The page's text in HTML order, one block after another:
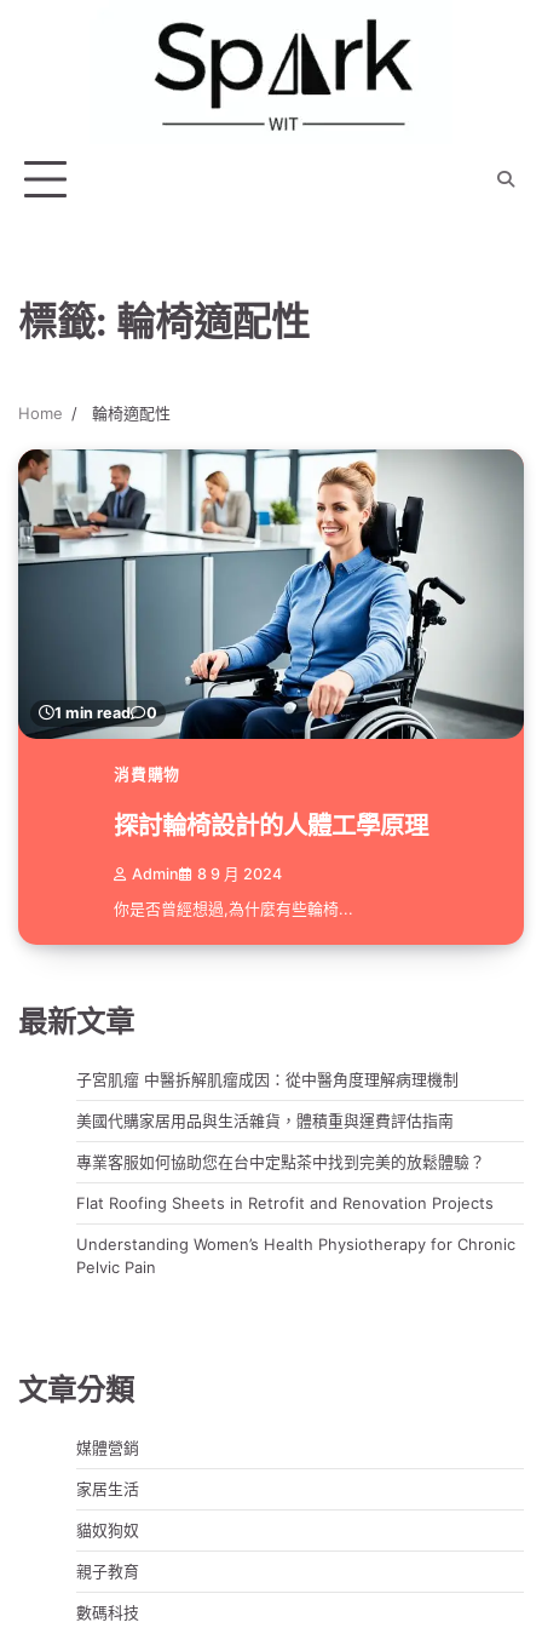
標籤: 輪椅適配性
Home 輪椅適配性
1 min read 0
消費購物
探討輪椅設計的人體工學原理
Admin 8 9 月 2024
你是否曾經想過,為什麼有些輪椅...
最新文章
子宮肌瘤 中醫拆解肌瘤成因：從中醫角度理解病理機制
美國代購家居用品與生活雜貨，體積重與運費評估指南
專業客服如何協助您在台中定點茶中找到完美的放鬆體驗？
Flat Roofing Sheets in Retrofit and Renovation Projects
Understanding Women’s Health Physiotherapy for Chronic
Pelvic Pain
文章分類
媒體營銷
家居生活
貓奴狗奴
親子教育
數碼科技